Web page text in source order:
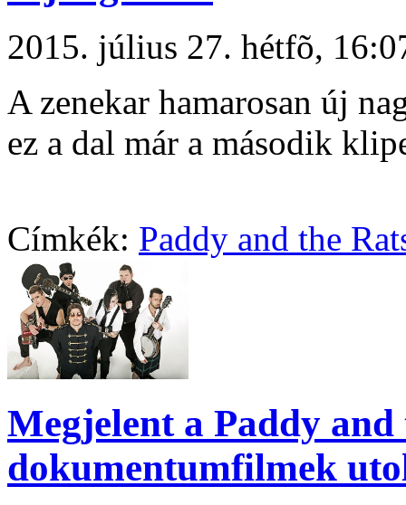
2015. július 27. hétfõ,
A zenekar hamarosan új
ez a dal már a második
Címkék: Paddy and the
Megjelent a Paddy and
dokumentumfilmek